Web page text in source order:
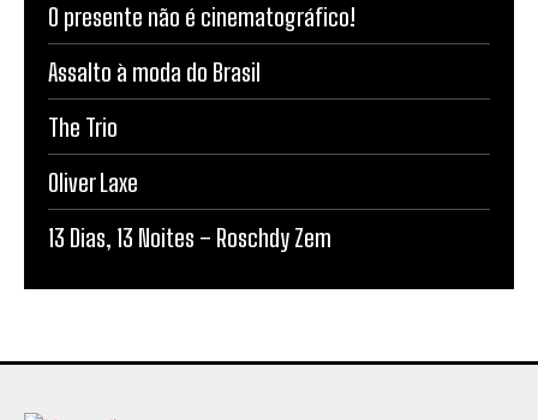
O presente não é cinematográfico!
Assalto à moda do Brasil
The Trio
Oliver Laxe
13 Dias, 13 Noites – Roschdy Zem